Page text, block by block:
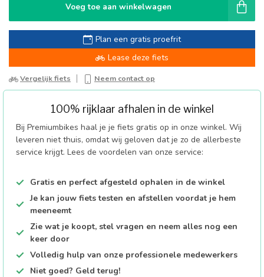
Voeg toe aan winkelwagen
Plan een gratis proefrit
Lease deze fiets
Vergelijk fiets Neem contact op
100% rijklaar afhalen in de winkel
Bij Premiumbikes haal je je fiets gratis op in onze winkel. Wij
leveren niet thuis, omdat wij geloven dat je zo de allerbeste
service krijgt. Lees de voordelen van onze service:
Gratis en perfect afgesteld ophalen in de winkel
Je kan jouw fiets testen en afstellen voordat je hem
meeneemt
Zie wat je koopt, stel vragen en neem alles nog een
keer door
Volledig hulp van onze professionele medewerkers
Niet goed? Geld terug!